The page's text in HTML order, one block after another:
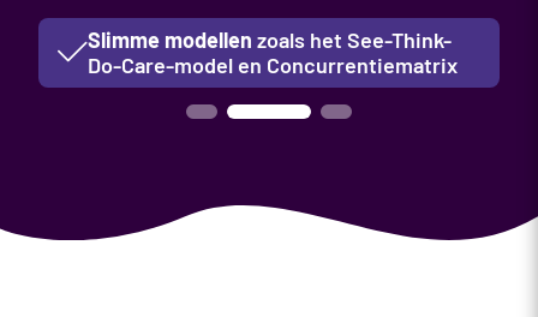
Slimme modellen zoals het See-Think-
Do-Care-model en Concurrentiematrix